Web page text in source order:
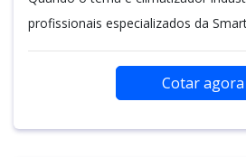
profissionais especializados da
Cotar agora